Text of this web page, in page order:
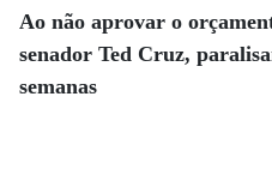
Ao não aprovar o
senador Ted Cruz,
semanas